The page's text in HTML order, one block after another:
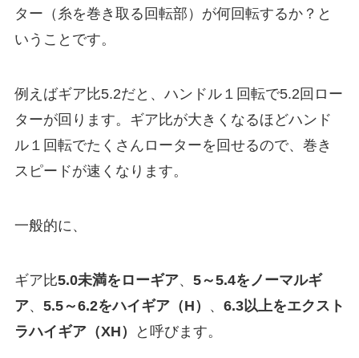
ター（糸を巻き取る回転部）が何回転するか？と
いうことです。
例えばギア比5.2だと、ハンドル１回転で5.2回ロー
ターが回ります。ギア比が大きくなるほどハンド
ル１回転でたくさんローターを回せるので、巻き
スピードが速くなります。
一般的に、
ギア比5.0未満をローギア、 5～5.4をノーマルギ
ア、 5.5～6.2をハイギア（H） 、 6.3以上をエクスト
ラハイギア（XH）
と呼びます。